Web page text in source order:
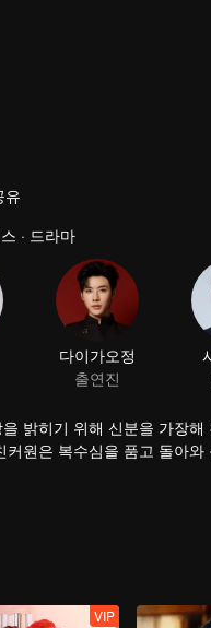
유
· 드라마
다이가오정
출연진
밝히기 위해 신분을 가장
원은 복수심을 품고 돌아
어진다.
VIP